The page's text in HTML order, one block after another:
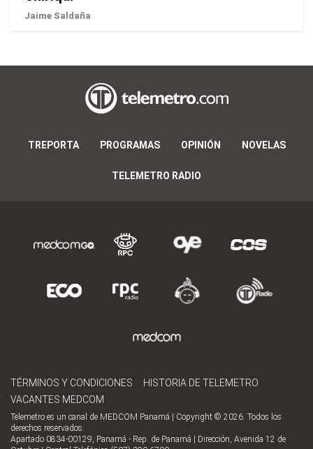
Jaime Saldaña
TREPORTA PROGRAMAS OPINIÓN NOVELAS
TELEMETRO RADIO
TÉRMINOS Y CONDICIONES
HISTORIA DE TELEMETRO
VACANTES MEDCOM
Telemetro es un canal de MEDCOM Panamá | Copyright © 2026. Todos los
derechos reservados.
Apartado 0834-00129, Panamá - Rep. de Panamá | Dirección, Avenida 12 de